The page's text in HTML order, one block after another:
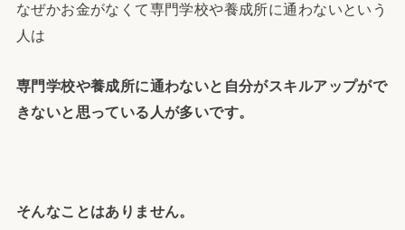
なぜかお金がなくて専門学校や養成所に通わないという
人は
専門学校や養成所に通わないと自分がスキルアップがで
きないと思っている人が多いです。
そんなことはありません。